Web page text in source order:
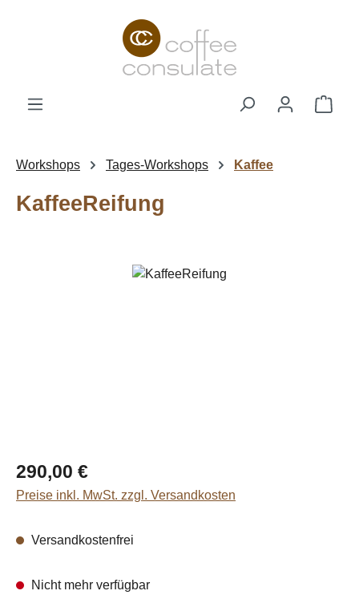
Zum Hauptinhalt springen
Workshops Tages-Workshops Kaffee
KaffeeReifung
Bildergalerie überspringen
Regulärer Preis:
290,00 €
Preise inkl. MwSt. zzgl. Versandkosten
Versandkostenfrei
Nicht mehr verfügbar